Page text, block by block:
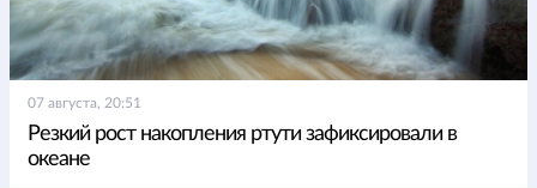
07 августа, 20:51
Резкий рост накопления ртути зафиксировали в
океане